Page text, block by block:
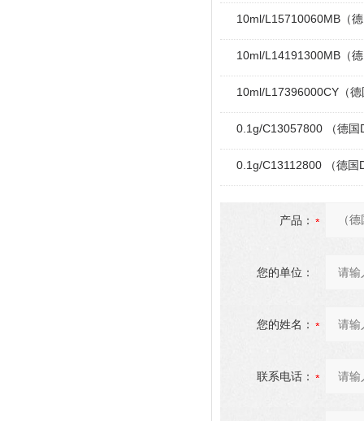
10ml/L15710060MB（
10ml/L14191300MB（
10ml/L17396000CY（
0.1g/C13057800 （德国
0.1g/C13112800 （德国
产品：
您的单位：
您的姓名：
联系电话：